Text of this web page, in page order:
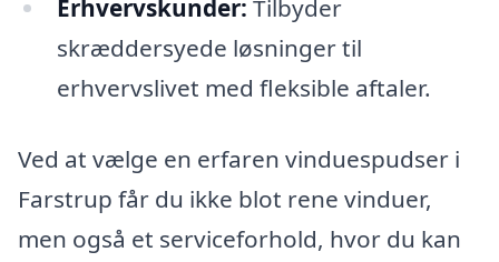
Erhvervskunder: Tilbyder
skræddersyede løsninger til
erhvervslivet med fleksible aftaler.
Ved at vælge en erfaren vinduespudser i
Farstrup får du ikke blot rene vinduer,
men også et serviceforhold, hvor du kan